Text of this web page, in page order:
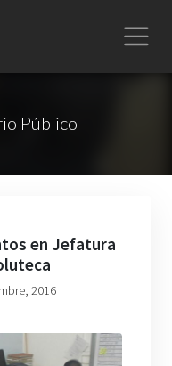
Público
en Jefatura
2016